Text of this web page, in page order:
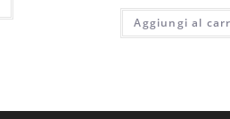
Aggiungi al